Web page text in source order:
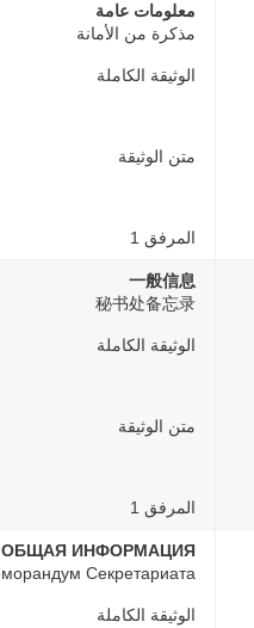
معلومات عامة
مذكرة من الأمانة
الوثيقة الكاملة
متن الوثيقة
المرفق 1
一般信息
秘书处备忘录
الوثيقة الكاملة
متن الوثيقة
المرفق 1
ОБЩАЯ ИНФОРМАЦИЯ
Секретариата
الوثيقة الكاملة